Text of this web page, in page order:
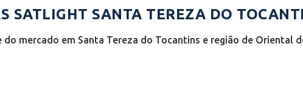
SATLIGHT SANTA TEREZA DO
mercado em Santa Tereza do Tocantins e região de Oriental